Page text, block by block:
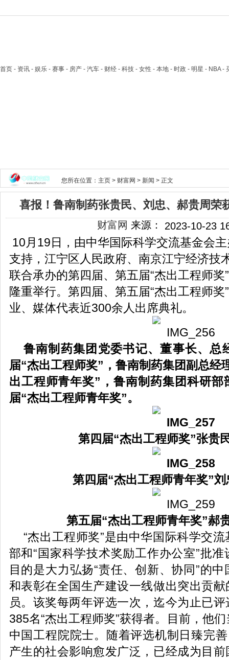
首页 - 资讯 - 娱乐 - 赛事 - 房产 - 汽车 - 财经 - 科技 - 女性 - 本地 - 时政 - 明星 - NBA
您所在位置： 主页 > 财富网 > 新闻 > 正文
喜报！鲁南制药张贵民、刘忠、郝贵周荣
财富网 来源： 2023-10-23
10月19日，由中华国际科学交流基金会
支持，江宁区人民政府、南京江宁经济技
联合承办的第四届、第五届“杰出工程师奖
隆重举行。第四届、第五届“杰出工程师奖
业、媒体代表近300余人出席典礼。
鲁南制药集团党委书记、董事长、总
届“杰出工程师奖”，鲁南制药集团副总经
出工程师青年奖”，鲁南制药集团科研部
届“杰出工程师青年奖”。
第四届“杰出工程师奖”张贵
第四届“杰出工程师青年奖”
第五届“杰出工程师青年奖”郝
“杰出工程师奖”是由中华国际科学交
部和“国家科学技术奖励工作办公室”批
目的是大力弘扬“责任、创新、协同”的
和表彰在全国生产建设一线做出突出贡
员。该奖每两年评选一次，迄今为止已
385名“杰出工程师奖”获得者。目前，他
中国工程院院士。随着评选机制日臻完
产生的社会影响愈发广泛，已经成为目